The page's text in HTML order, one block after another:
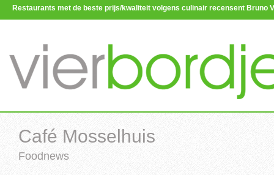
Restaurants met de beste prijs/kwaliteit volgens culinair recensent Bruno
Café Mosselhuis
Foodnews